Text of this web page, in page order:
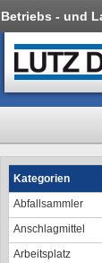
Betriebs - und
Kategorien
Abfallsammler
Anschlagmittel
Arbeitsplatz